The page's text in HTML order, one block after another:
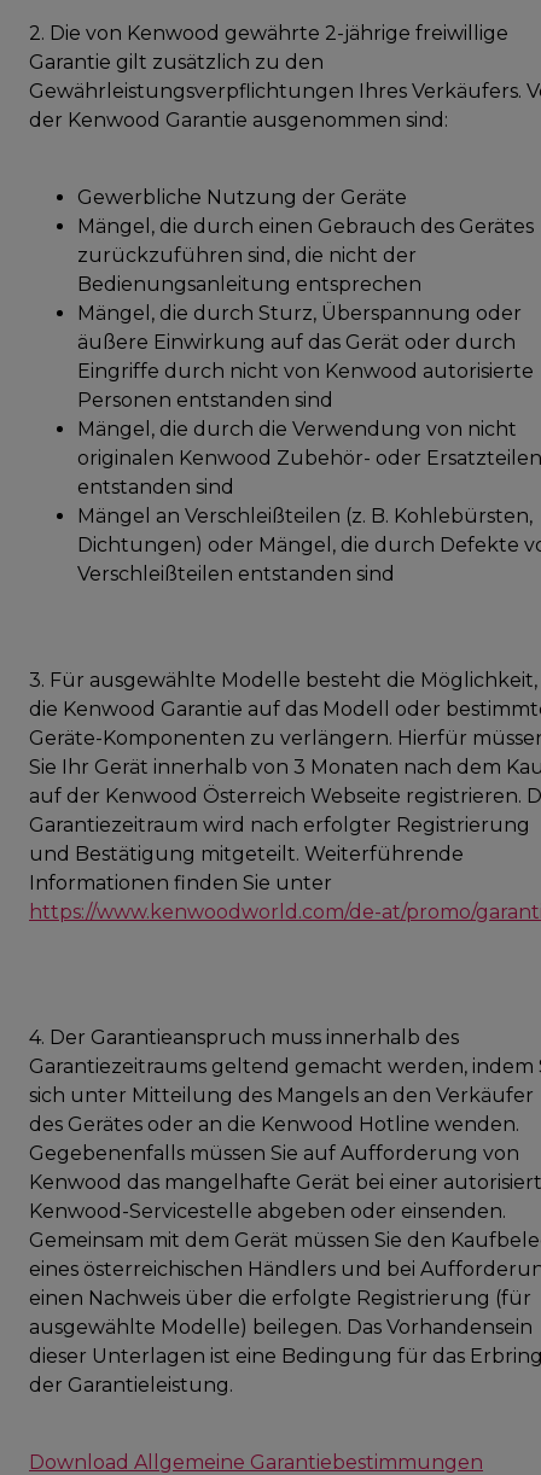
2. Die von Kenwood gewährte 2-jährige freiwillige
Garantie gilt zusätzlich zu den
Gewährleistungsverpflichtungen Ihres Verkäufers.
der Kenwood Garantie ausgenommen sind:
Gewerbliche Nutzung der Geräte
Mängel, die durch einen Gebrauch des Gerätes
zurückzuführen sind, die nicht der
Bedienungsanleitung entsprechen
Mängel, die durch Sturz, Überspannung oder
äußere Einwirkung auf das Gerät oder durch
Eingriffe durch nicht von Kenwood autorisierte
Personen entstanden sind
Mängel, die durch die Verwendung von nicht
originalen Kenwood Zubehör- oder Ersatzteilen
entstanden sind
Mängel an Verschleißteilen (z. B. Kohlebürsten,
Dichtungen) oder Mängel, die durch Defekte
Verschleißteilen entstanden sind
3. Für ausgewählte Modelle besteht die Möglichkeit,
die Kenwood Garantie auf das Modell oder
Geräte-Komponenten zu verlängern. Hierfür
Sie Ihr Gerät innerhalb von 3 Monaten nach dem
auf der Kenwood Österreich Webseite registrieren.
Garantiezeitraum wird nach erfolgter Registrierung
und Bestätigung mitgeteilt. Weiterführende
Informationen finden Sie unter
https://www.kenwoodworld.com/de-at/promo/
4. Der Garantieanspruch muss innerhalb des
Garantiezeitraums geltend gemacht werden, indem
sich unter Mitteilung des Mangels an den Verkäufer
des Gerätes oder an die Kenwood Hotline wenden.
Gegebenenfalls müssen Sie auf Aufforderung von
Kenwood das mangelhafte Gerät bei einer
Kenwood-Servicestelle abgeben oder einsenden.
Gemeinsam mit dem Gerät müssen Sie den
eines österreichischen Händlers und bei
einen Nachweis über die erfolgte Registrierung (für
ausgewählte Modelle) beilegen. Das Vorhandensein
dieser Unterlagen ist eine Bedingung für das
der Garantieleistung.
Download Allgemeine Garantiebestimmungen